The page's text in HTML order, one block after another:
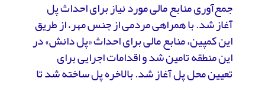
جمع‌آوری منابع مالی مورد نیاز برای احداث پل
آغاز شد. با همراهی مردمی از جنس مهر، از طریق
این کمپین، منابع مالی برای احداث «پل دانش» در
این منطقه تامین شد و اقدامات اجرایی برای
تعیین محل پل آغاز شد. بالاخره پل ساخته شد تا